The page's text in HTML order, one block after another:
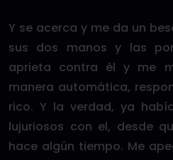
Y se acerca y me da un
sus dos manos y las
aprieta contra él y me
manera automática,
rico. Y la verdad, ya
lujuriosos con el, desde
hace algún tiempo. Me